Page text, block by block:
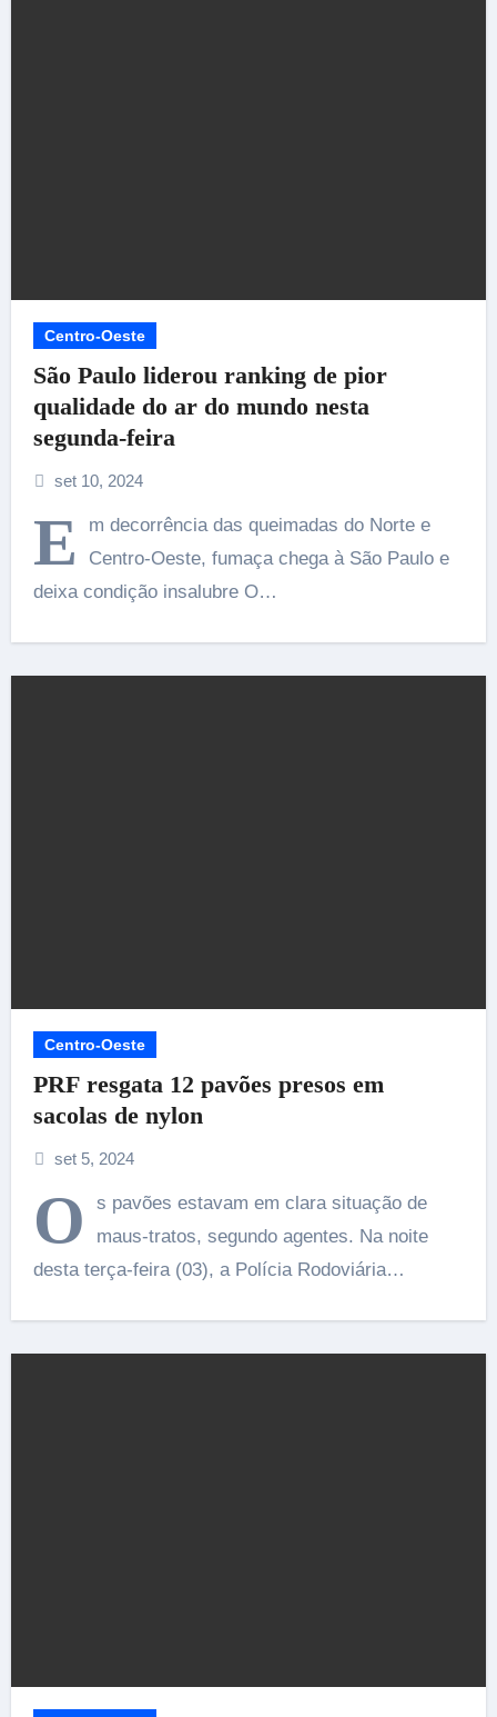
Centro-Oeste
São Paulo liderou ranking de pior
qualidade do ar do mundo nesta
segunda-feira
set 10, 2024
E
m decorrência das queimadas do Norte e
Centro-Oeste, fumaça chega à São Paulo e
deixa condição insalubre O…
Centro-Oeste
PRF resgata 12 pavões presos em
sacolas de nylon
set 5, 2024
O
s pavões estavam em clara situação de
maus-tratos, segundo agentes. Na noite
desta terça-feira (03), a Polícia Rodoviária…